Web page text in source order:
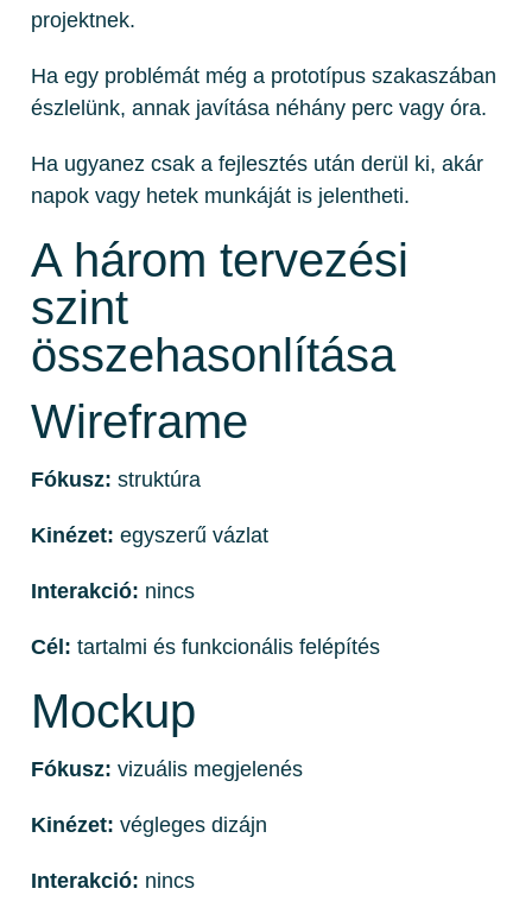
projektnek.
Ha egy problémát még a prototípus szakaszában
észlelünk, annak javítása néhány perc vagy óra.
Ha ugyanez csak a fejlesztés után derül ki, akár
napok vagy hetek munkáját is jelentheti.
A három tervezési
szint
összehasonlítása
Wireframe
Fókusz: struktúra
Kinézet: egyszerű vázlat
Interakció: nincs
Cél: tartalmi és funkcionális felépítés
Mockup
Fókusz: vizuális megjelenés
Kinézet: végleges dizájn
Interakció: nincs